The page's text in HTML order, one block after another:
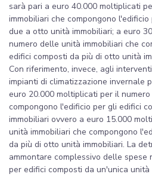
sarà pari a euro 40.000 moltiplicati
immobiliari che compongono
due a otto unità immobiliari; a euro
numero delle unità immobiliari che
edifici composti da più di otto unità
Con riferimento, invece, agli
impianti di climatizzazione invernale
euro 20.000 moltiplicati per il
compongono l'edificio per gli edifici
immobiliari ovvero a euro 15.000
unità immobiliari che compongono
da più di otto unità immobiliari. La
ammontare complessivo delle spese
per edifici composti da un'unica